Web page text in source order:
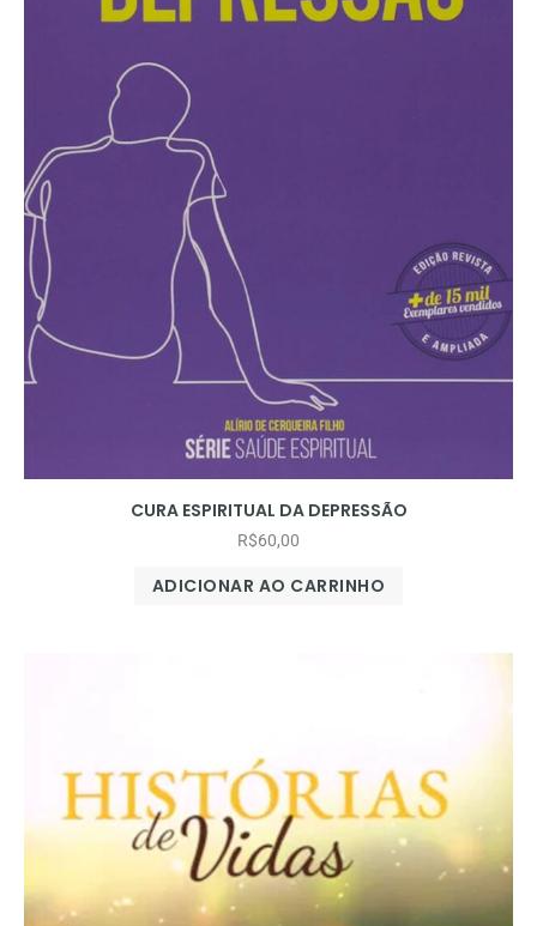
CURA ESPIRITUAL DA DEPRESSÃO
R$60,00
ADICIONAR AO CARRINHO